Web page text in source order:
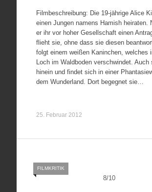
Filmbeschreibung: Die 19-jährige Alice
einen Jungen namens Hamish heiraten.
er ihr vor hoher Gesellschaft einen
flieht sie, ohne dass sie diesen
folgt einem weißen Kaninchen, welches
Loch im Waldboden verschwindet. Auch
hinein und findet sich in einer
dem Wunderland. Dort begegnet sie…
25. Februar 2012
8/10
FILMKRITIK